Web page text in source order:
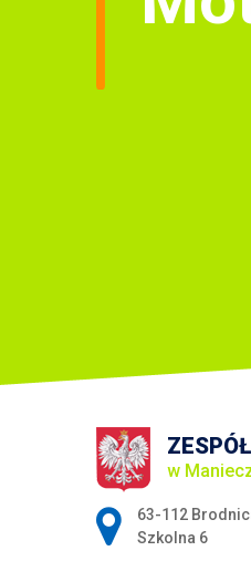
w
Adres
63-112
Szkolna 6